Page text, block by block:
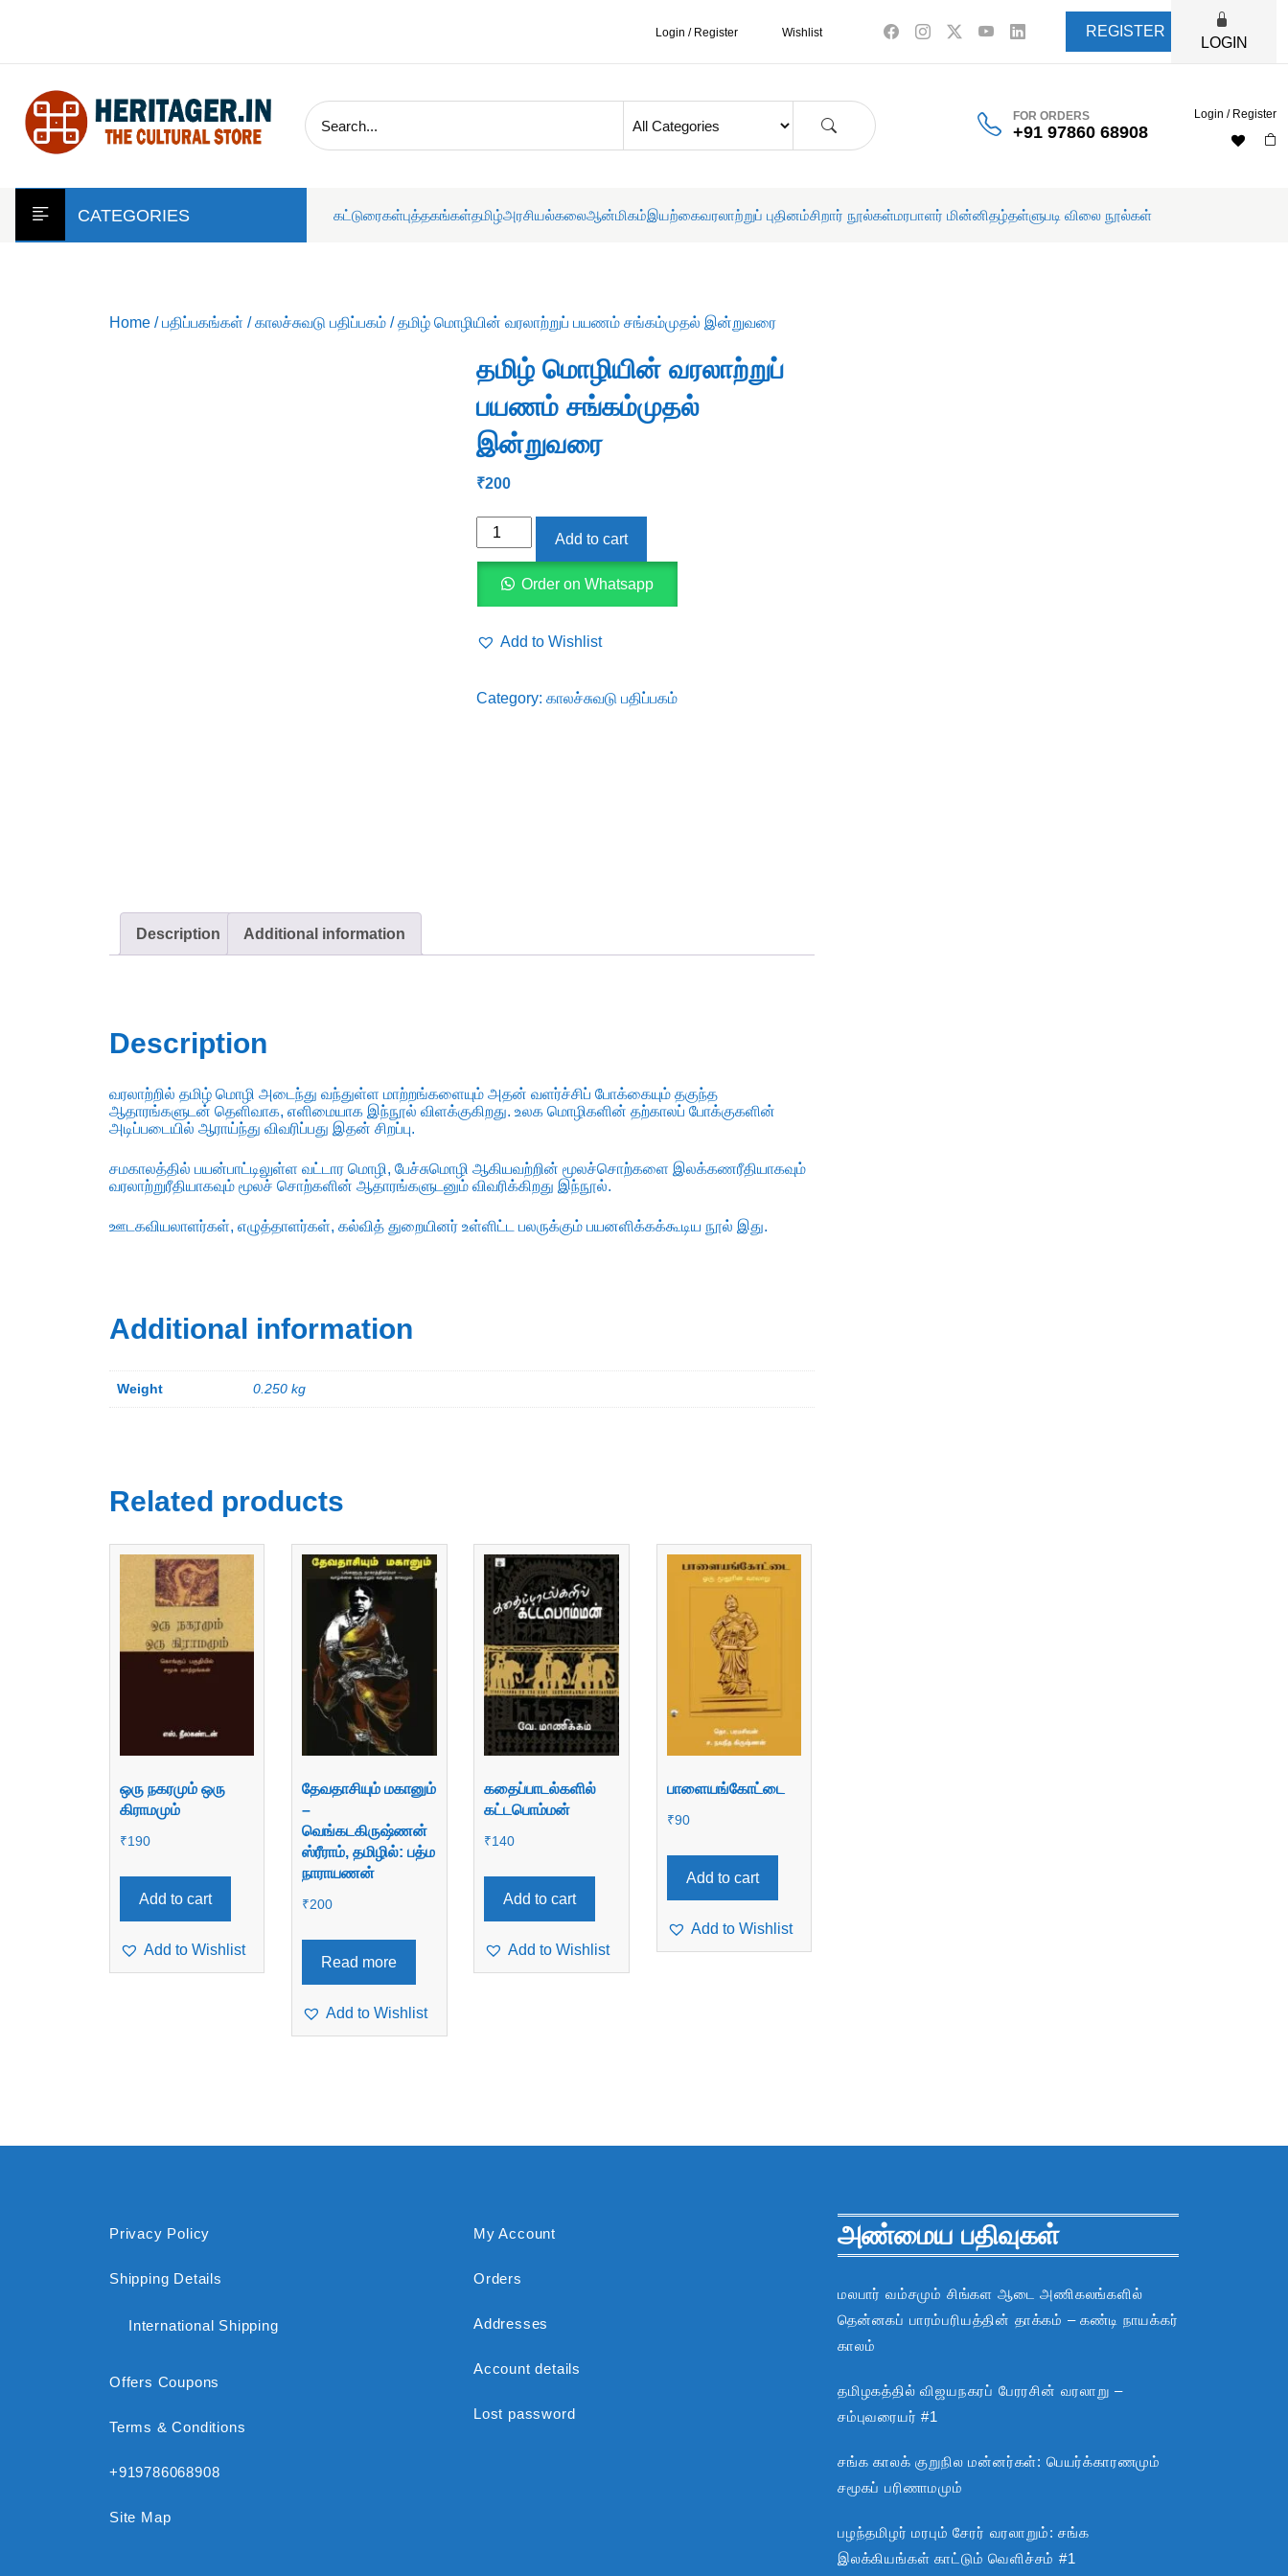
Login / Register Wishlist REGISTER
LOGIN
FOR ORDERS
+91 97860 68908
Login / Register
CATEGORIES கட்டுரைகள்புத்தகங்கள்தமிழ்அரசியல்கலைஆன்மிகம்இயற்கைவரலாற்றுப் புதினம்சிறார் நூல்கள்மரபாளர் மின்னிதழ்தள்ளுபடி விலை நூல்கள்
Home /பதிப்பகங்கள் /காலச்சுவடு பதிப்பகம் / தமிழ் மொழியின் வரலாற்றுப் பயணம் சங்கம்முதல் இன்றுவரை
தமிழ் மொழியின் வரலாற்றுப்
பயணம் சங்கம்முதல்
இன்றுவரை
₹200
தமிழ்
வரலாற்றுப்
பயணம்
சங்கம்முதல்
Add to cart
Order on Whatsapp
Add to Wishlist
Category: காலச்சுவடு பதிப்பகம்
Description Additional information
Description
வரலாற்றில் தமிழ் மொழி அடைந்து வந்துள்ள மாற்றங்களையும் அதன் வளர்ச்சிப் போக்கையும் தகுந்த
ஆதாரங்களுடன் தெளிவாக, எளிமையாக இந்நூல் விளக்குகிறது. உலக மொழிகளின் தற்காலப் போக்குகளின்
அடிப்படையில் ஆராய்ந்து விவரிப்பது இதன் சிறப்பு.
சமகாலத்தில் பயன்பாட்டிலுள்ள வட்டார மொழி, பேச்சுமொழி ஆகியவற்றின் மூலச்சொற்களை இலக்கணரீதியாகவும்
வரலாற்றுரீதியாகவும் மூலச் சொற்களின் ஆதாரங்களுடனும் விவரிக்கிறது இந்நூல்.
ஊடகவியலாளர்கள், எழுத்தாளர்கள், கல்வித் துறையினர் உள்ளிட்ட பலருக்கும் பயனளிக்கக்கூடிய நூல் இது.
Additional information
Weight 0.250 kg
Related products
ஒரு நகரமும் ஒரு
கிராமமும்
₹190
Add to cart
Add to Wishlist
தேவதாசியும் மகானும்
–
வெங்கடகிருஷ்ணன்
ஸ்ரீராம், தமிழில்: பத்ம
நாராயணன்
₹200
Read more
Add to Wishlist
கதைப்பாடல்களில்
கட்டபொம்மன்
₹140
Add to cart
Add to Wishlist
பாளையங்கோட்டை
₹90
Add to cart
Add to Wishlist
Privacy Policy
Shipping Details
International Shipping
Offers Coupons
Terms & Conditions
+919786068908
Site Map
My Account
Orders
Addresses
Account details
Lost password
அண்மைய பதிவுகள்
மலபார் வம்சமும் சிங்கள ஆடை அணிகலங்களில்
தென்னகப் பாரம்பரியத்தின் தாக்கம் – கண்டி நாயக்கர்
காலம்
தமிழகத்தில் விஜயநகரப் பேரரசின் வரலாறு –
சம்புவரையர் #1
சங்க காலக் குறுநில மன்னர்கள்: பெயர்க்காரணமும்
சமூகப் பரிணாமமும்
பழந்தமிழர் மரபும் சேரர் வரலாறும்: சங்க
இலக்கியங்கள் காட்டும் வெளிச்சம் #1